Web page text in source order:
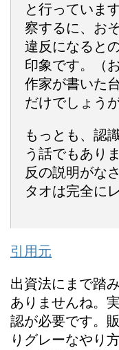
と行っていま
察するに、お
違反になると
印象です。（
作家が書いた
だけでしょう
もっとも、認
う話でもあり
反の説明がな
タオは完全に
引用元
出資法にまで踏
ありませんね。
認が必要です。
りグレーなやり